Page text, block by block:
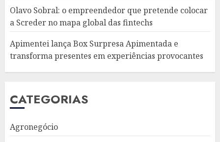
Olavo Sobral: o empreendedor que pretende colocar
a Screder no mapa global das fintechs
Apimentei lança Box Surpresa Apimentada e
transforma presentes em experiências provocantes
CATEGORIAS
Agronegócio